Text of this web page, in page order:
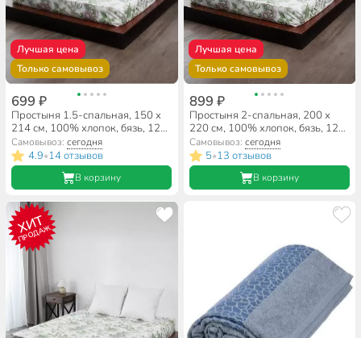
Лучшая цена
Только самовывоз
699 ₽
Простыня 1.5-спальная, 150 х
214 см, 100% хлопок, бязь, 120
г/м2, Майская ночь, 9878/1
Самовывоз:сегодня
4.9•14 отзывов
В корзину
Лучшая цена
Только самовывоз
899 ₽
Простыня 2-спальная, 200 х
220 см, 100% хлопок, бязь, 120
г/м2, Майская ночь, 9878/1
Самовывоз: сегодня
5•13 отзывов
В корзину
ХИТ
ПРОДАЖ